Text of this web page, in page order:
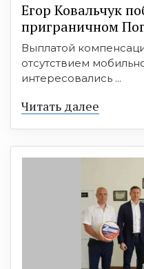
Егор Ковальчук
приграничном
Выплатой
отсутствием
интересовались ...
Читать далее